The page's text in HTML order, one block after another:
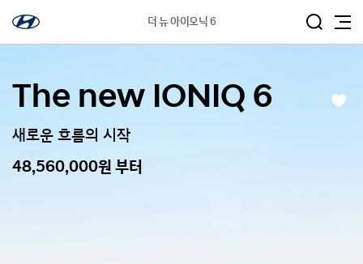
더 뉴 아이오닉 6
The new IONIQ 6
새로운 흐름의 시작
48,560,000원 부터